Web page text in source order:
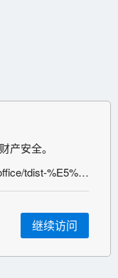
产安全。
https://support.microsoft.com/zh-cn/office/tdist-%E5%87%BD%E6%95%B0-630a7695-4021-4853-9468-4a1f9dcdd192?ui=zh-cn&rs=zh-cn&ad=cn
继续访问